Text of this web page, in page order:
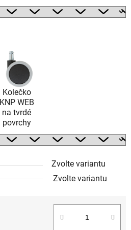
Kolečko
KNP WEB
na tvrdé
povrchy
Zvolte variantu
Zvolte variantu